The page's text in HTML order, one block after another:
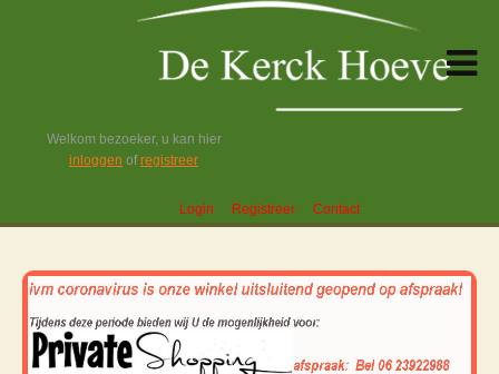
Welkom bezoeker, u kan hier
inloggen ofregistreer
Login Registreer Contact